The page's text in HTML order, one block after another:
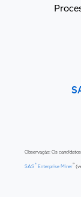
Observação: Os
SAS® Enterprise Miner™